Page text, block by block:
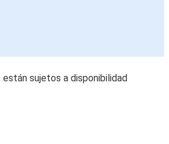
sujetos a disponibilidad